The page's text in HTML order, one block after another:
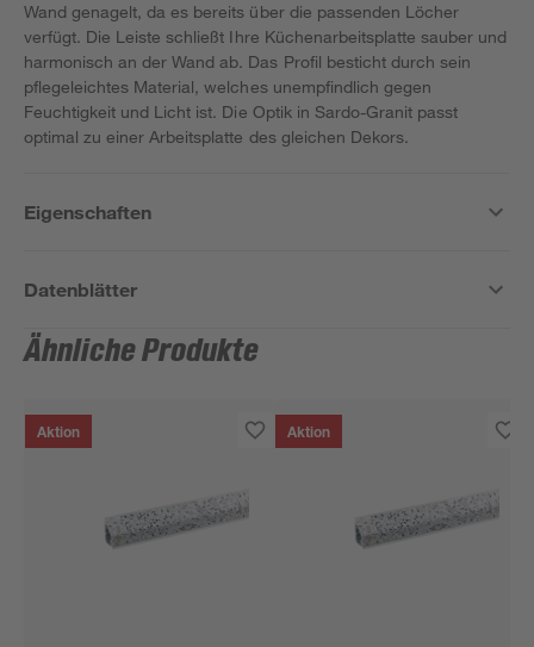
Wand genagelt, da es bereits über die passenden Löcher
verfügt. Die Leiste schließt Ihre Küchenarbeitsplatte sauber und
harmonisch an der Wand ab. Das Profil besticht durch sein
pflegeleichtes Material, welches unempfindlich gegen
Feuchtigkeit und Licht ist. Die Optik in Sardo-Granit passt
optimal zu einer Arbeitsplatte des gleichen Dekors.
Eigenschaften
Datenblätter
Ähnliche Produkte
Aktion Aktion